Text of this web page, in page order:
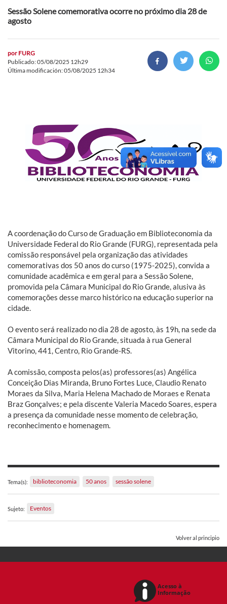
Sessão Solene comemorativa ocorre no próximo dia 28 de
agosto
por FURG
Publicado: 05/08/2025 12h29
Última modificación: 05/08/2025 12h34
A coordenação do Curso de Graduação em Biblioteconomia da
Universidade Federal do Rio Grande (FURG), representada pela
comissão responsável pela organização das atividades
comemorativas dos 50 anos do curso (1975-2025), convida a
comunidade acadêmica e em geral para a Sessão Solene,
promovida pela Câmara Municipal do Rio Grande, alusiva às
comemorações desse marco histórico na educação superior na
cidade.
O evento será realizado no dia 28 de agosto, às 19h, na sede da
Câmara Municipal do Rio Grande, situada à rua General
Vitorino, 441, Centro, Rio Grande-RS.
A comissão, composta pelos(as) professores(as) Angélica
Conceição Dias Miranda, Bruno Fortes Luce, Claudio Renato
Moraes da Silva, Maria Helena Machado de Moraes e Renata
Braz Gonçalves; e pela discente Valeria Macedo Soares, espera
a presença da comunidade nesse momento de celebração,
reconhecimento e homenagem.
Tema(s): biblioteconomia 50 anos sessão solene
Sujeto: Eventos
Volver al principio